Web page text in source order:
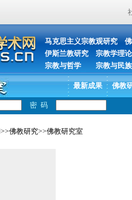
马克思主义宗教观研究
伊斯兰教研究
宗教学理论
宗教与哲学
宗教与民族
最新成果 佛教
密 码
>>佛教研究>>佛教研究室